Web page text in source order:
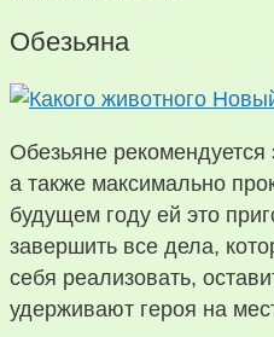
Обезьяна
Обезьяне
а также максимально
будущем году ей это
завершить все дела,
себя реализовать,
удерживают героя на